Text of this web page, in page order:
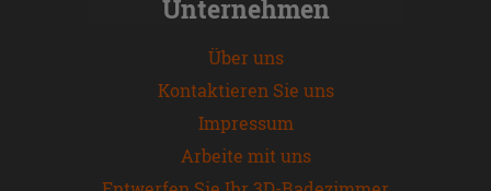
Unternehmen
Über uns
Kontaktieren Sie uns
Impressum
Arbeite mit uns